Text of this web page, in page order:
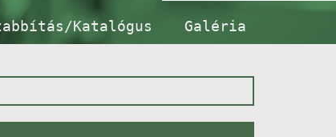
Katalógus Galéria